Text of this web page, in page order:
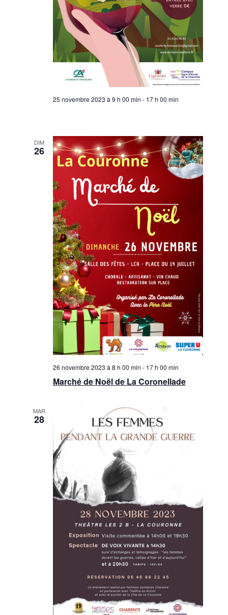
25 novembre 2023 à 9 h 00 min - 17 h 00 min
DIM
26
Marché de Noël de La Coronellade
26 novembre 2023 à 8 h 00 min - 17 h 00 min
MAR
28